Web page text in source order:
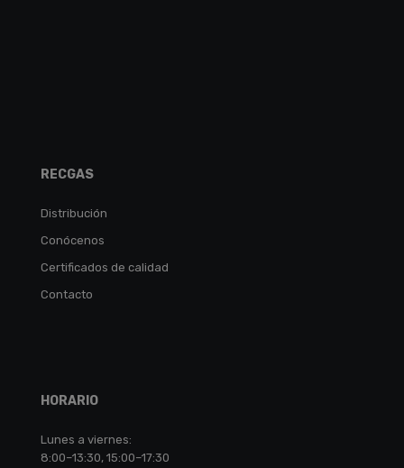
RECGAS
Distribución
Conócenos
Certificados de calidad
Contacto
HORARIO
Lunes a viernes:
8:00–13:30, 15:00–17:30